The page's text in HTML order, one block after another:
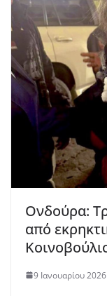
Ονδούρα:
από
9 Ιανουαρίου 2026